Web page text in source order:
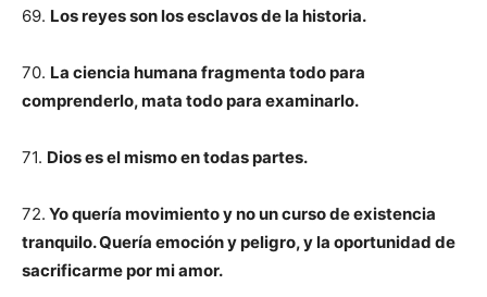
69. Los reyes son los esclavos de la historia.
70. La ciencia humana fragmenta todo para
comprenderlo, mata todo para examinarlo.
71. Dios es el mismo en todas partes.
72. Yo quería movimiento y no un curso de existencia
tranquilo. Quería emoción y peligro, y la oportunidad de
sacrificarme por mi amor.